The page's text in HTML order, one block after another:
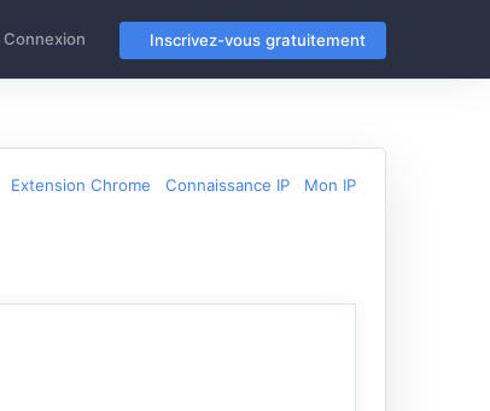
Connexion Inscrivez-vous gratuitement
Extension Chrome Connaissance IP Mon IP